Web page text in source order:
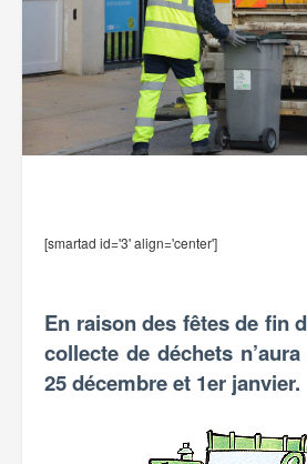
[smartad id='3' align='center']
En raison des fêtes de fin
collecte de déchets
25 décembre et 1er janvier.